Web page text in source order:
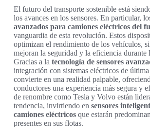
El futuro del transporte sostenible está
los avances en los sensores. En particular,
avanzados para camiones eléctricos del
vanguardia de esta revolución. Estos
optimizan el rendimiento de los vehículos,
mejoran la seguridad y la eficiencia durante
Gracias a la tecnología de sensores
integración con sistemas eléctricos de
convierte en una realidad palpable,
conductores una experiencia más segura y
de renombre como Tesla y Volvo están
tendencia, invirtiendo en sensores
camiones eléctricos que estarán
presentes en sus flotas.